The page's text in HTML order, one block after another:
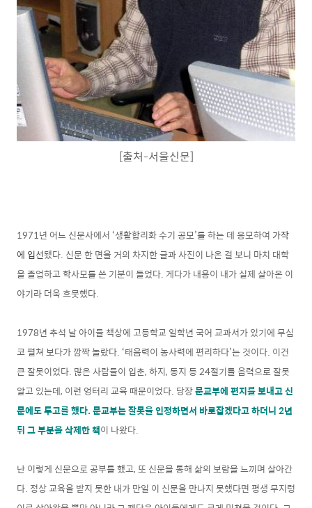
[출처-서울신문]
1971년 어느 신문사에서 ‘생활합리화 수기 공모’를 하는 데 응모하여 가작
에 입선됐다. 신문 한 면을 거의 차지한 글과 사진이 나온 걸 보니 마치 대학
을 졸업하고 학사모를 쓴 기분이 들었다. 게다가 내용이 내가 실제 살아온 이
야기라 더욱 흐뭇했다.
1978년 추석 날 아이들 책상에 고등학교 일학년 국어 교과서가 있기에 무심
코 펼쳐 보다가 깜짝 놀랐다. ‘태음력이 농사력에 편리하다’는 것이다. 이건
큰 잘못이었다. 많은 사람들이 입춘, 하지, 동지 등 24절기를 음력으로 잘못
알고 있는데, 이런 엉터리 교육 때문이었다. 당장문교부에 편지를 보내고 신
문에도 투고를 했다. 문교부는 잘못을 인정하면서 바로잡겠다고 하더니 2년
뒤 그 부분을 삭제한 책이 나왔다.
난 이렇게 신문으로 공부를 했고, 또 신문을 통해 삶의 보람을 느끼며 살아간
다. 정상 교육을 받지 못한 내가 만일 이 신문을 만나지 못했다면 평생 무지렁